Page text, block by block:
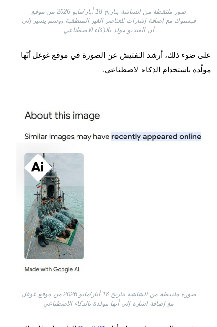
صور ملتقطة من الشاشة بتاريخ 18 أيار/مايو 2026 من موقع
فيسبوك مع إضافة إشارات للعناصر الغير المنطقية ووسم يشير إلى
أن الفيديو مولد بالذكاء الاصطناعي
على ضوء ذلك، أرشد التفتيش عن الصورة في موقع غوغل أنّها
مولّدة باستخدام الذكاء الاصطناعي.
صورة ملتقطة من الشاشة بتاريخ 18 أيار/مايو 2026 من موقع غوغل
مع إضافة إشارة إلى أنها مولدة بالذكاء الاصطناعي